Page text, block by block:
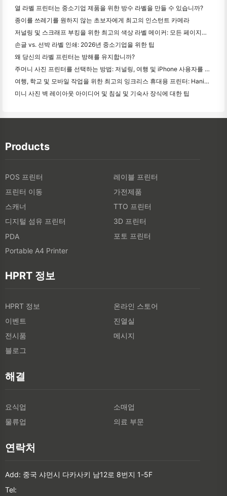
열 라벨 프린터는 중소기업 제품을 위한 방수 라벨을 만들 수 있습니까?
종이를 쓰레기를 원하지 않는 초보자에게 최고의 인스턴트 카메라
저널링 및 스크래프 부킹을 위한 최고의 색상 라벨 메이커: 모든 페이지에 더 많은 색상을 추가
손글 vs. 선박 라벨 인쇄: 2026년 중소기업을 위한 팁
왜 당신의 라벨 프린터는 방해를 유지합니까?
주머니 사진 프린터를 선택하는 방법: 저널링, 여행 및 iPhone 사용자를 위한 완전한 가이드
여행, 학교 및 모바일 작업을 위한 최고의 잉크리스 휴대용 프린터: Hanin MT620 Pro 리뷰
미니 사진 벽 레이아웃 아이디어 및 침실 및 기숙사 장식에 대한 팁
Products
POS 프린터
레이블 프린터
프린터 이동
가전제품
스캐너
TTO 프린터
디지털 섬유 프린터
3D 프린터
PDA
포토 프린터
Portable A4 Printer
HPRT 정보
HPRT 정보
온라인 스토어
이벤트
진열실
전시품
메시지
블로그
해결
요식업
소매업
물류업
의료 부문
연락처
Add: 중국 샤먼시 다카사키 남12로 8번지 1-5F
Tel: